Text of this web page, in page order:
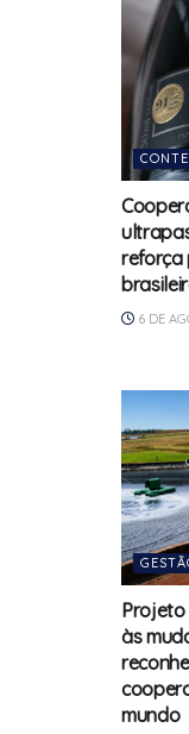
reforça
6 DE
Projeto
às
mundo